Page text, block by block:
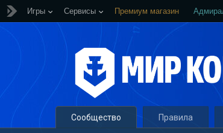
Игры Сервисы Премиум магазин
Сообщество Правила